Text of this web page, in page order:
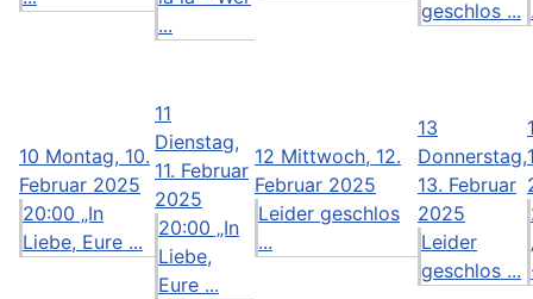
...
geschlos ...
10 Montag, 10.
Februar 2025
20:00 „In
Liebe, Eure ...
11
Dienstag,
11. Februar
2025
20:00 „In
Liebe,
Eure ...
12 Mittwoch, 12.
Februar 2025
Leider geschlos
...
13
Donnerstag,
13. Februar
2025
Leider
geschlos ...